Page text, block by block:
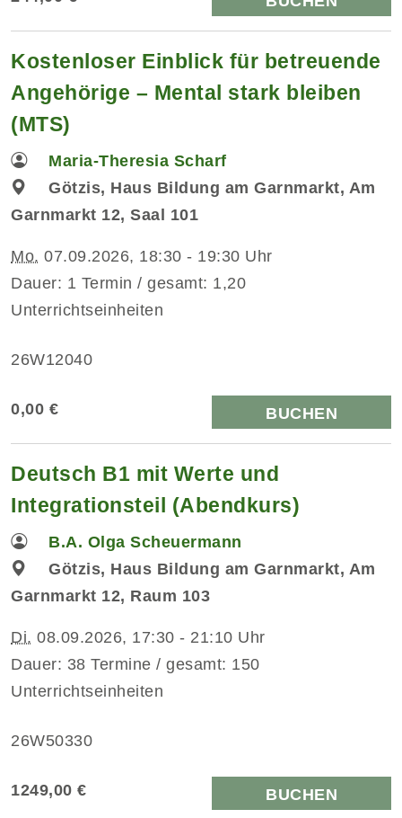
Kostenloser Einblick für betreuende
Angehörige – Mental stark bleiben
(MTS)
Maria-Theresia Scharf
Götzis, Haus Bildung am Garnmarkt, Am
Garnmarkt 12, Saal 101
Mo. 07.09.2026, 18:30 - 19:30 Uhr
Dauer: 1 Termin / gesamt: 1,20
Unterrichtseinheiten
26W12040
0,00 € BUCHEN
Deutsch B1 mit Werte und
Integrationsteil (Abendkurs)
B.A. Olga Scheuermann
Götzis, Haus Bildung am Garnmarkt, Am
Garnmarkt 12, Raum 103
Di. 08.09.2026, 17:30 - 21:10 Uhr
Dauer: 38 Termine / gesamt: 150
Unterrichtseinheiten
26W50330
1249,00 € BUCHEN